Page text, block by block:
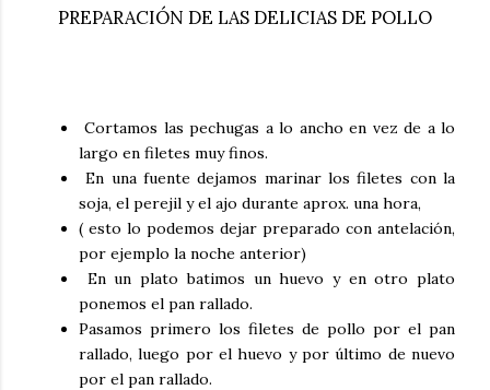
PREPARACIÓN DE LAS DELICIAS DE POLLO
Cortamos las pechugas a lo ancho en vez de a lo
largo en filetes muy finos.
En una fuente dejamos marinar los filetes con la
soja, el perejil y el ajo durante aprox. una hora,
( esto lo podemos dejar preparado con antelación,
por ejemplo la noche anterior)
En un plato batimos un huevo y en otro plato
ponemos el pan rallado.
Pasamos primero los filetes de pollo por el pan
rallado, luego por el huevo y por último de nuevo
por el pan rallado.